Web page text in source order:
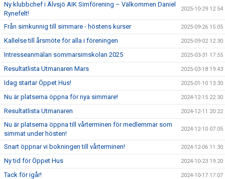
Ny klubbchef i Älvsjö AIK Simförening – Välkommen Daniel
Rynefelt!
2025-10-29 12:54
Från simkunnig till simmare - höstens kurser 2025-09-26 15:05
Kallelse till årsmöte för alla i föreningen 2025-09-02 12:30
Intresseanmälan sommarsimskolan 2025 2025-03-31 17:55
Resultatlista Utmanaren Mars 2025-03-18 19:43
Idag startar Öppet Hus! 2025-01-10 13:30
Nu är platserna öppna för nya simmare! 2024-12-15 22:30
Resultatlista Utmanaren 2024-12-11 20:22
Nu är platserna öppna till vårterminen för medlemmar som
simmat under hösten!
2024-12-10 07:05
Snart öppnar vi bokningen till vårterminen! 2024-12-06 11:30
Ny tid för Öppet Hus 2024-10-23 19:20
Tack för igår! 2024-10-17 17:07